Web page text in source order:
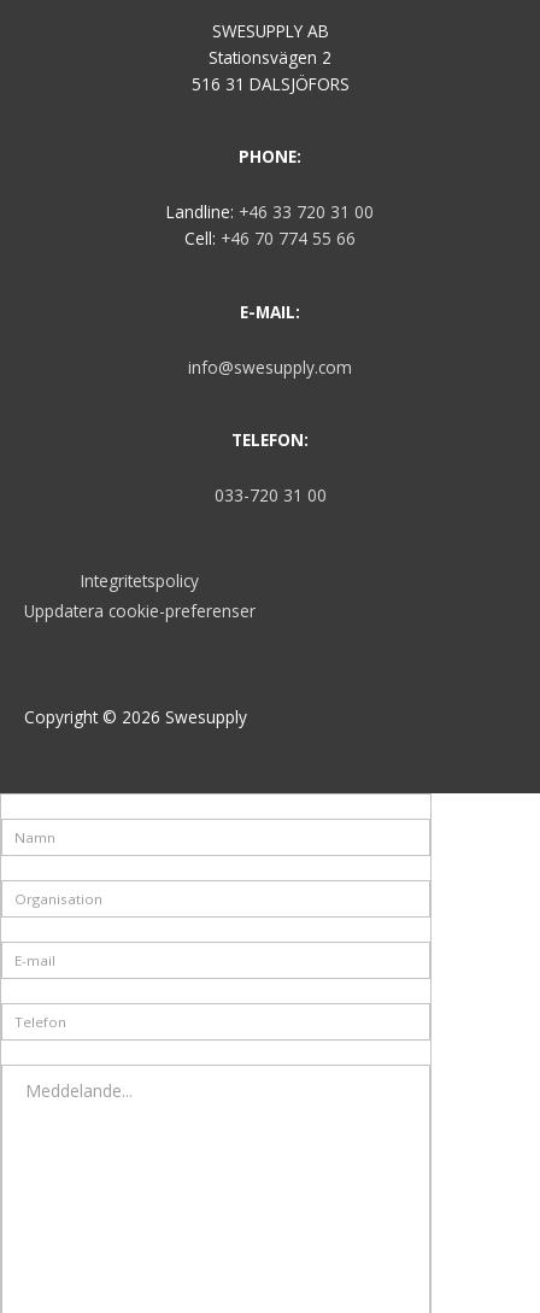
SWESUPPLY AB
Stationsvägen 2
516 31 DALSJÖFORS
PHONE:
Landline: +46 33 720 31 00
Cell: +46 70 774 55 66
E-MAIL:
info@swesupply.com
TELEFON:
033-720 31 00
Integritetspolicy
Uppdatera cookie-preferenser
Copyright © 2026 Swesupply